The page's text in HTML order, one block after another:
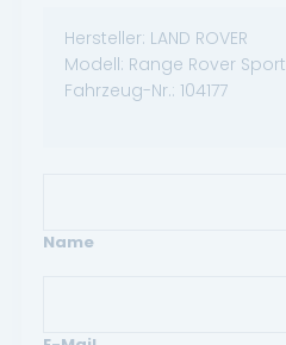
Hersteller: LAND ROVER
Modell: Range Rover Sport
Fahrzeug-Nr.: 104177
Name